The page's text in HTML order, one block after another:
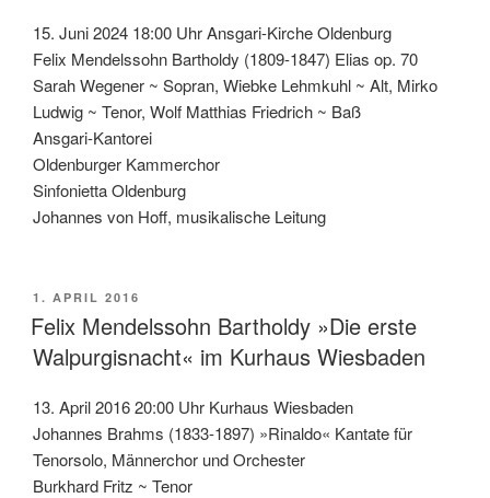
15. Juni 2024 18:00 Uhr Ansgari-Kirche Oldenburg
Felix Mendelssohn Bartholdy (1809-1847) Elias op. 70
Sarah Wegener ~ Sopran, Wiebke Lehmkuhl ~ Alt, Mirko
Ludwig ~ Tenor, Wolf Matthias Friedrich ~ Baß
Ansgari-Kantorei
Oldenburger Kammerchor
Sinfonietta Oldenburg
Johannes von Hoff, musikalische Leitung
VERÖFFENTLICHT
AM
1. APRIL 2016
Felix Mendelssohn Bartholdy »Die erste
Walpurgisnacht« im Kurhaus Wiesbaden
13. April 2016 20:00 Uhr Kurhaus Wiesbaden
Johannes Brahms (1833-1897) »Rinaldo« Kantate für
Tenorsolo, Männerchor und Orchester
Burkhard Fritz ~ Tenor